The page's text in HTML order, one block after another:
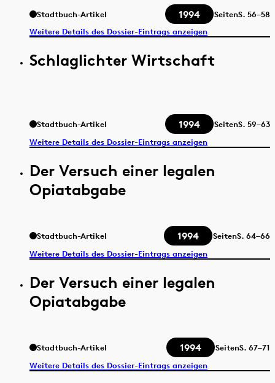
Stadtbuch-Artikel 1994 SeitenS. 56–58
Weitere Details des Dossier-Eintrags anzeigen
Schlaglichter Wirtschaft
Stadtbuch-Artikel 1994 SeitenS. 59–63
Weitere Details des Dossier-Eintrags anzeigen
Der Versuch einer legalen
Opiatabgabe
Stadtbuch-Artikel 1994 SeitenS. 64–66
Weitere Details des Dossier-Eintrags anzeigen
Der Versuch einer legalen
Opiatabgabe
Stadtbuch-Artikel 1994 SeitenS. 67–71
Weitere Details des Dossier-Eintrags anzeigen